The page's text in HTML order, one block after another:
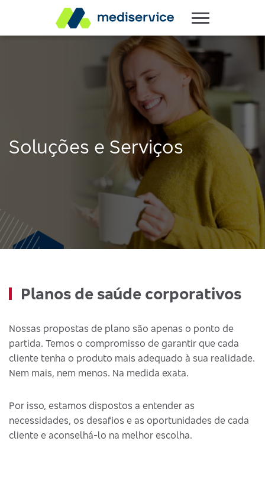
Soluções e Serviços
Planos de saúde corporativos
Nossas propostas de plano são apenas o ponto de
partida. Temos o compromisso de garantir que cada
cliente tenha o produto mais adequado à sua realidade.
Nem mais, nem menos. Na medida exata.
Por isso, estamos dispostos a entender as
necessidades, os desafios e as oportunidades de cada
cliente e aconselhá-lo na melhor escolha.